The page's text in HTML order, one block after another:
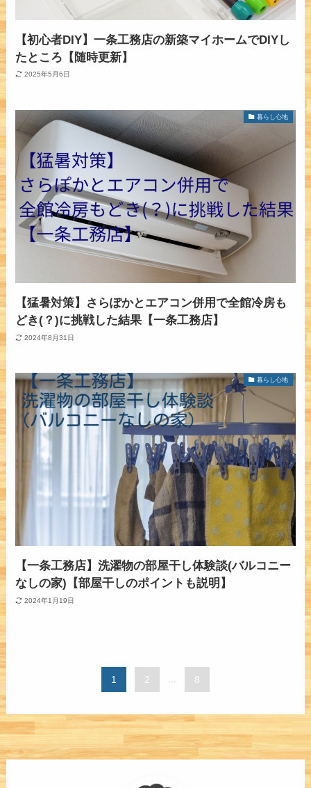
【初心者DIY】一条工務店の新築マイホームでDIYし
たところ【随時更新】
2025年5月6日
暮らし心地
【猛暑対策】さらぽかとエアコン併用で全館冷房も
どき(？)に挑戦した結果【一条工務店】
2024年8月31日
暮らし心地
【一条工務店】洗濯物の部屋干し体験談(バルコニー
なしの家)【部屋干しのポイントも説明】
2024年1月19日
1 2 ... 8